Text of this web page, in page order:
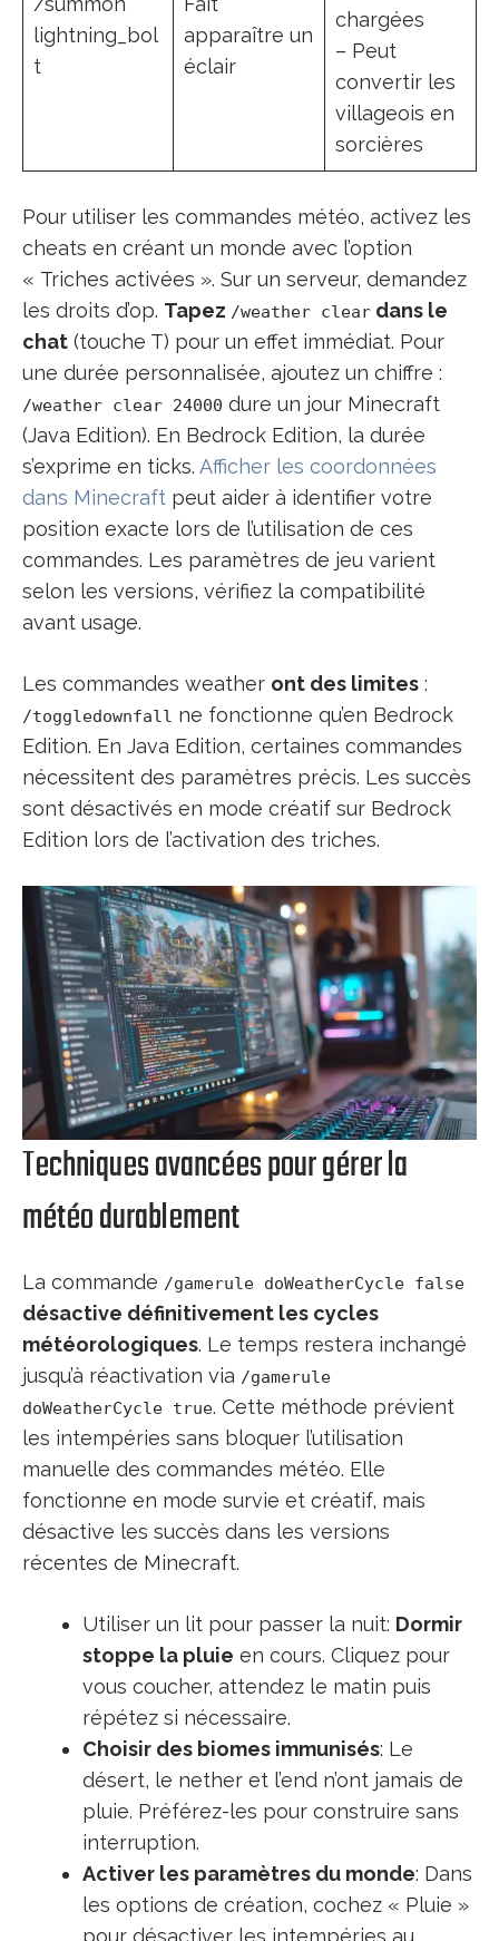
lightning_bol
t
apparaître un
éclair
chargées
– Peut
convertir les
villageois en
sorcières
Pour utiliser les commandes météo, activez les
cheats en créant un monde avec l’option
« Triches activées ». Sur un serveur, demandez
les droits d’op. Tapez /weather clear dans le
chat (touche T) pour un effet immédiat. Pour
une durée personnalisée, ajoutez un chiffre :
/weather clear 24000 dure un jour Minecraft
(Java Edition). En Bedrock Edition, la durée
s’exprime en ticks. Afficher les coordonnées
dans Minecraft peut aider à identifier votre
position exacte lors de l’utilisation de ces
commandes. Les paramètres de jeu varient
selon les versions, vérifiez la compatibilité
avant usage.
Les commandes weather ont des limites :
/toggledownfall ne fonctionne qu’en Bedrock
Edition. En Java Edition, certaines commandes
nécessitent des paramètres précis. Les succès
sont désactivés en mode créatif sur Bedrock
Edition lors de l’activation des triches.
Techniques avancées pour gérer la
météo durablement
La commande /gamerule doWeatherCycle false
désactive définitivement les cycles
météorologiques. Le temps restera inchangé
jusqu’à réactivation via /gamerule
doWeatherCycle true. Cette méthode prévient
les intempéries sans bloquer l’utilisation
manuelle des commandes météo. Elle
fonctionne en mode survie et créatif, mais
désactive les succès dans les versions
récentes de Minecraft.
Utiliser un lit pour passer la nuit: Dormir
stoppe la pluie en cours. Cliquez pour
vous coucher, attendez le matin puis
répétez si nécessaire.
Choisir des biomes immunisés: Le
désert, le nether et l’end n’ont jamais de
pluie. Préférez-les pour construire sans
interruption.
Activer les paramètres du monde: Dans
les options de création, cochez « Pluie »
pour désactiver les intempéries au